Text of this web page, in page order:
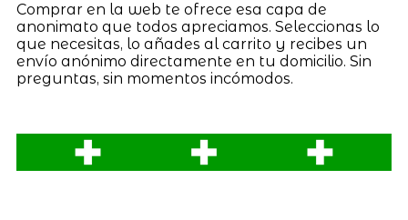
Comprar en la web te ofrece esa capa de
anonimato que todos apreciamos. Seleccionas lo
que necesitas, lo añades al carrito y recibes un
envío anónimo directamente en tu domicilio. Sin
preguntas, sin momentos incómodos.